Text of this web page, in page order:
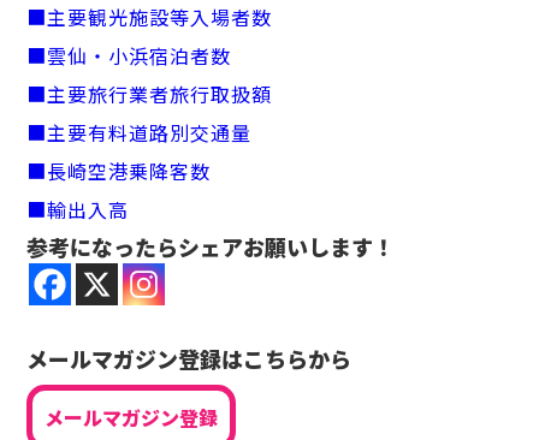
■主要観光施設等入場者数
■雲仙・小浜宿泊者数
■主要旅行業者旅行取扱額
■主要有料道路別交通量
■長崎空港乗降客数
■輸出入高
参考になったらシェアお願いします！
メールマガジン登録はこちらから
メールマガジン登録